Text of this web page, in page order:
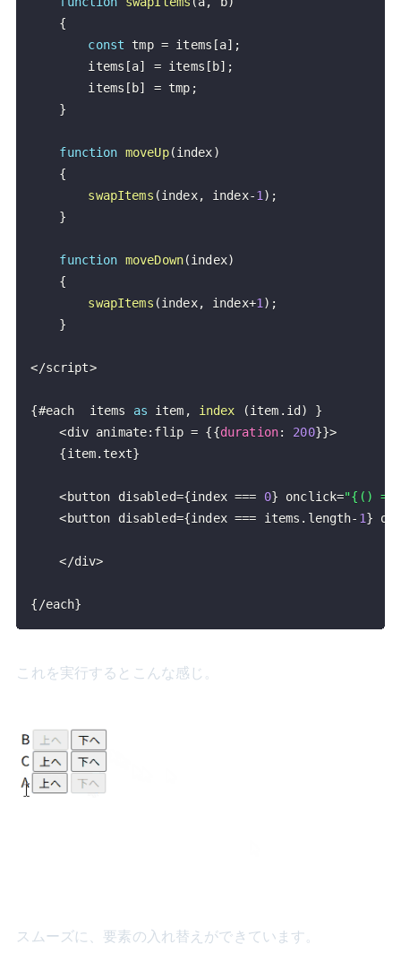
{
const tmp = items [a] ;
		items
[a] = items [ b] ;
		items
[ b] = tmp ;
}
function moveUp(index)
{
swapItems (index, index-1 ) ;
}
function moveDown(index)
{
swapItems (index, index+1 ) ;
}
</script>
{#each  items as item , index (item . id )
}
<div animate: flip = {{duration: 200}}>
{item.text}
<button disabled={index === 0} onclick="{() =>
<button disabled={index === items . length- 1}
</div>
{ /each}
これを実行するとこんな感じ。
スムーズに、要素の入れ替えができています。